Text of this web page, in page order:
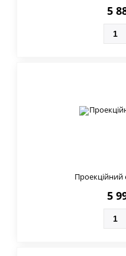
5
Проекційний
5